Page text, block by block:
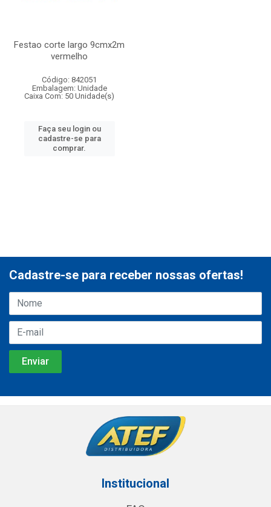
Festao corte largo 9cmx2m
vermelho
Código: 842051
Embalagem: Unidade
Caixa Com: 50 Unidade(s)
Faça seu login ou
cadastre-se para
comprar.
Cadastre-se para receber nossas ofertas!
Institucional